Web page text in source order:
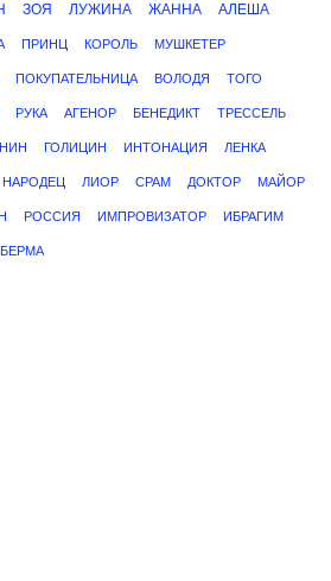
ЗОЯ ЛУЖИНА ЖАННА АЛЕША
ПРИНЦ КОРОЛЬ МУШКЕТЕР
ПОКУПАТЕЛЬНИЦА ВОЛОДЯ ТОГО
РУКА АГЕНОР БЕНЕДИКТ ТРЕССЕЛЬ
ГОЛИЦИН ИНТОНАЦИЯ ЛЕНКА
НАРОДЕЦ ЛИОР СРАМ ДОКТОР МАЙОР
РОССИЯ ИМПРОВИЗАТОР ИБРАГИМ
БЕРМА